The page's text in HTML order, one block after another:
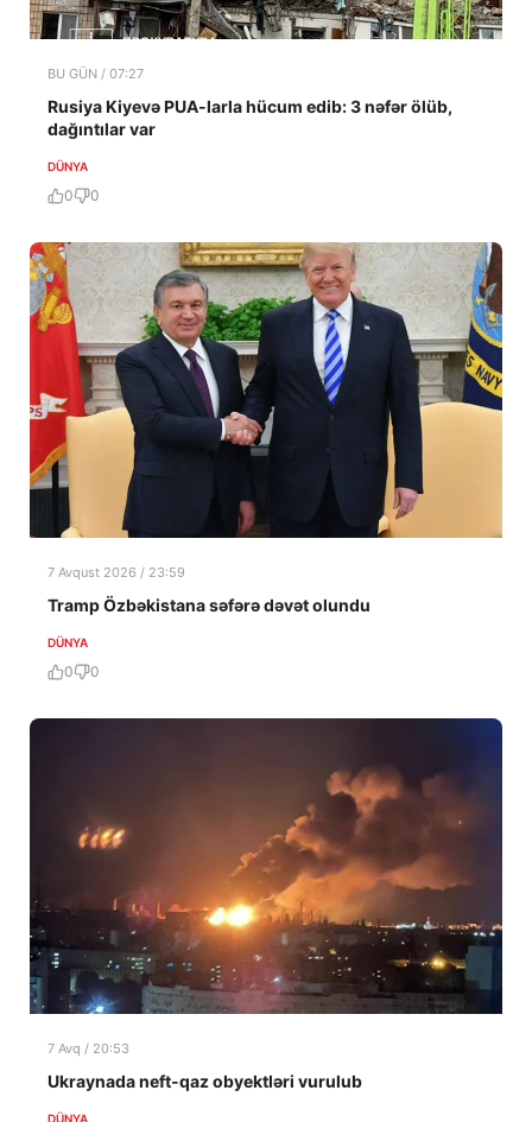
BU GÜN / 07:27
Rusiya Kiyevə PUA-larla hücum edib: 3 nəfər ölüb,
dağıntılar var
DÜNYA
0 0
7 Avqust 2026 / 23:59
Tramp Özbəkistana səfərə dəvət olundu
DÜNYA
0 0
7 Avq / 20:53
Ukraynada neft-qaz obyektləri vurulub
DÜNYA